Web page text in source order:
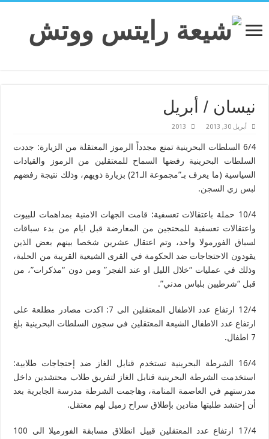
نيسان / أبريل
أبريل 30, 2013 2013
6/4 السلطات البحرينية تمنع مجدداً الرموز المعتقلة من الزيارة: جددت
السلطات البحرينية رفضها السماح للمعتقلين من الرموز والقيادات
السياسية (ما يعرف بـ”مجموعة الـ21) بزيارة ذويهم، وذلك نتيجة رفضهم
لبس زي السجن.
10/4 حملة باعتقالات تعسفية: قامت الجهات الامنية بمداهمات للبيوت
واعتقالات تعسفية للمحتجين من المعارضة قبل ايام من بدء سباقات
لسباق الفورمولا واحد، وتم اعتقال عشرين شخصا بينهم بعض الذين
يقودون الاحتجاجات ضد الحكومة في القرى الشيعية القريبة من الحلبة،
وذلك في عمليات “خلال الليل او عند الفجر” ومن دون “مذكرات”، من
قبل “شرطيين بلباس مدني”.
12/4 ارتفاع عدد الاطفال المعتقلين الى 7: اكدت مصادر مطلعة على
ارتفاع عدد الاطفال الشيعة المعتقلين في سجون السلطات البحرينية بلغ
7 اطفال.
16/4 الشرطة البحرينية تستخدم قنابل الغاز ضد إحتجاجات طلابية:
استخدمت الشرطة البحرينية قنابل الغاز لتفريق طلاب محتشدين داخل
مدرستهم في العاصمة المنامة، وهاجمت الشرطة مدرسة الجابرية بعد
أن إحتشد طلبتها منادين بإطلاق سراح زميل لهم معتقل.
17/4 ارتفاع عدد المعتقلين قبيل انطلاق مسابقة الفورميلا الى 100